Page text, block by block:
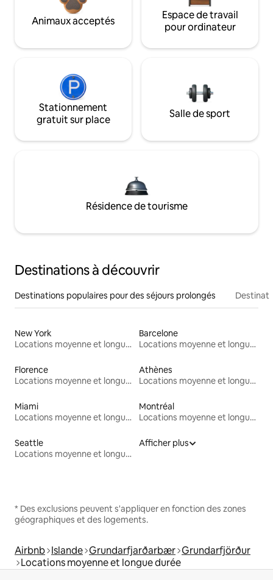
Animaux acceptés
Espace de travail
pour ordinateur
Stationnement
gratuit sur place
Salle de sport
Résidence de tourisme
Destinations à découvrir
Destinations populaires pour des séjours prolongés
New York
Locations moyenne et longue durée
Barcelone
Locations moyenne et longue durée
Florence
Locations moyenne et longue durée
Athènes
Locations moyenne et longue durée
Miami
Locations moyenne et longue durée
Montréal
Locations moyenne et longue durée
Seattle
Locations moyenne et longue durée
Afficher plus
* Des exclusions peuvent s'appliquer en fonction des zones
géographiques et des logements.
Airbnb Islande Grundarfjarðarbær Grundarfjörður
Locations moyenne et longue durée